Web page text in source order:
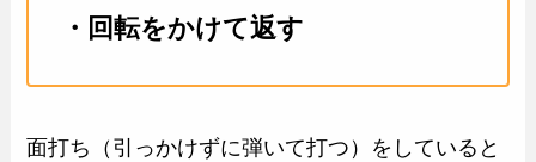
・回転をかけて返す
面打ち（引っかけずに弾いて打つ）をしていると